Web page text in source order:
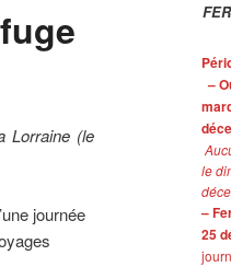
Lorraine (le
journée
–
le
–
25